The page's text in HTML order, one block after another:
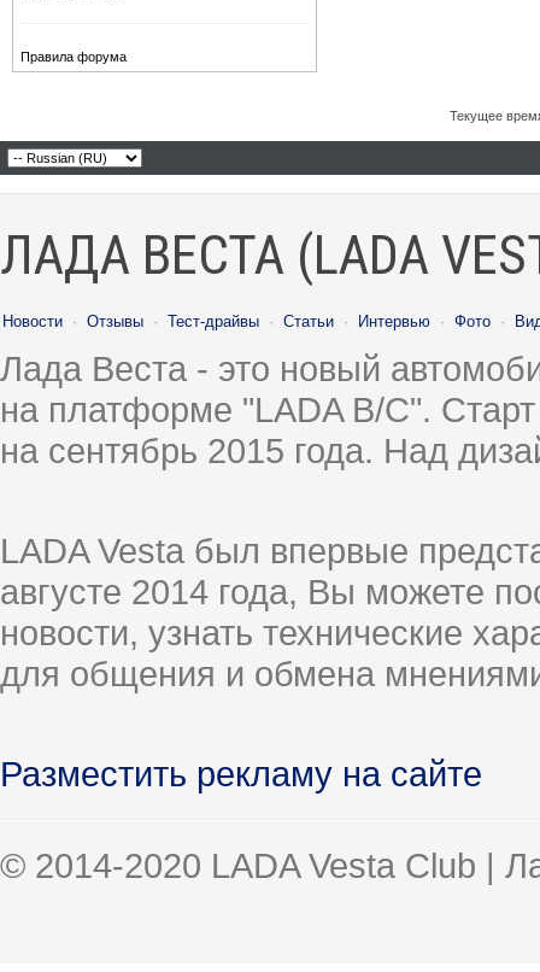
Правила форума
Текущее
ЛАДА ВЕСТА (LADA
Новости · Отзывы · Тест-драйвы · Статьи · Интервью · Фото ·
Лада Веста - это новый
на платформе "LADA B/C".
на сентябрь 2015 года. Над
LADA Vesta был впервые
августе 2014 года, Вы можете
новости, узнать технические
для общения и обмена
Разместить рекламу на сайте
© 2014-2020 LADA Vesta Club |